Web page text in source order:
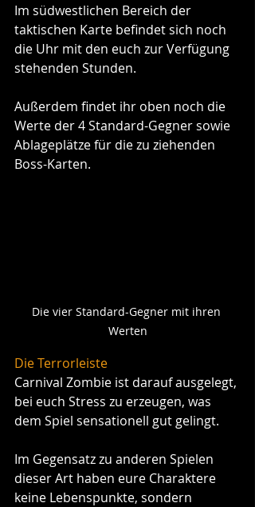
Im südwestlichen Bereich der
taktischen Karte befindet sich noch
die Uhr mit den euch zur Verfügung
stehenden Stunden.
Außerdem findet ihr oben noch die
Werte der 4 Standard-Gegner sowie
Ablageplätze für die zu ziehenden
Boss-Karten.
Die vier Standard-Gegner mit ihren
Werten
Die Terrorleiste
Carnival Zombie ist darauf ausgelegt,
bei euch Stress zu erzeugen, was
dem Spiel sensationell gut gelingt.
Im Gegensatz zu anderen Spielen
dieser Art haben eure Charaktere
keine Lebenspunkte, sondern